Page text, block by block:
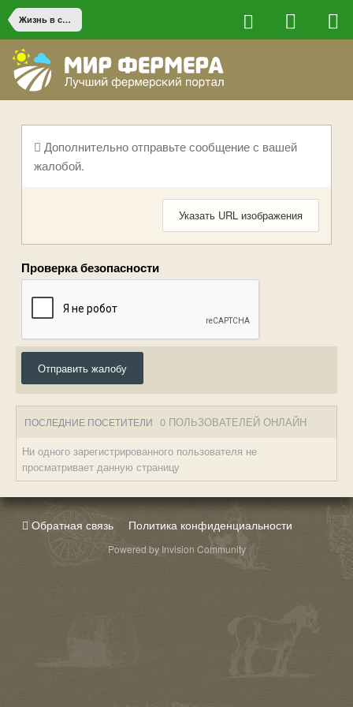
Жизнь в сельской местности
Дополнительно отправьте сообщение с вашей
жалобой.
Указать URL изображения
Проверка безопасности
Отправить жалобу
ПОСЛЕДНИЕ ПОСЕТИТЕЛИ 0 ПОЛЬЗОВАТЕЛЕЙ ОНЛАЙН
Ни одного зарегистрированного пользователя не
просматривает данную страницу
Обратная связь Политика конфиденциальности
Powered by Invision Community